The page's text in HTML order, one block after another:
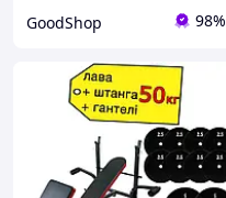
GoodShop 98%